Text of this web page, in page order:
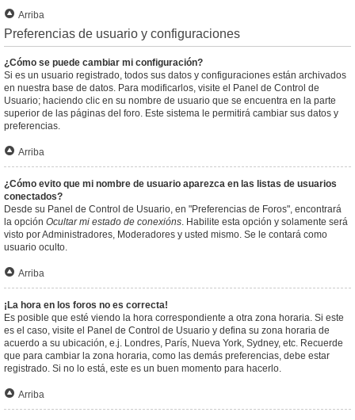
Arriba
Preferencias de usuario y configuraciones
¿Cómo se puede cambiar mi configuración?
Si es un usuario registrado, todos sus datos y configuraciones están archivados
en nuestra base de datos. Para modificarlos, visite el Panel de Control de
Usuario; haciendo clic en su nombre de usuario que se encuentra en la parte
superior de las páginas del foro. Este sistema le permitirá cambiar sus datos y
preferencias.
Arriba
¿Cómo evito que mi nombre de usuario aparezca en las listas de usuarios
conectados?
Desde su Panel de Control de Usuario, en "Preferencias de Foros", encontrará
la opción Ocultar mi estado de conexións. Habilite esta opción y solamente será
visto por Administradores, Moderadores y usted mismo. Se le contará como
usuario oculto.
Arriba
¡La hora en los foros no es correcta!
Es posible que esté viendo la hora correspondiente a otra zona horaria. Si este
es el caso, visite el Panel de Control de Usuario y defina su zona horaria de
acuerdo a su ubicación, e.j. Londres, París, Nueva York, Sydney, etc. Recuerde
que para cambiar la zona horaria, como las demás preferencias, debe estar
registrado. Si no lo está, este es un buen momento para hacerlo.
Arriba